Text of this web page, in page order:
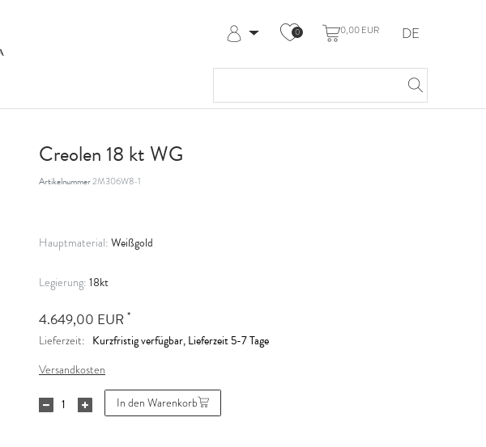
0 0,00 EUR DE
Creolen 18 kt WG
Artikelnummer2M306W8-1
Hauptmaterial: Weißgold
Legierung: 18kt
4.649,00 EUR *
Lieferzeit: Kurzfristig verfügbar, Lieferzeit 5-7 Tage
Versandkosten
In den Warenkorb